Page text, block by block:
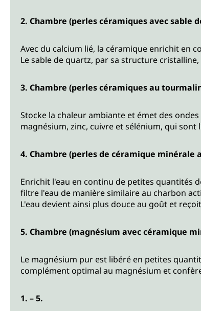
2. Chambre (perles céramiques avec sable
Avec du calcium lié, la céramique enrichit en
Le sable de quartz, par sa structure
3. Chambre (perles céramiques au
Stocke la chaleur ambiante et émet des
magnésium, zinc, cuivre et sélénium, qui sont
4. Chambre (perles de céramique
Enrichit l'eau en continu de petites quantités
filtre l'eau de manière similaire au charbon
L'eau devient ainsi plus douce au goût et
5. Chambre (magnésium avec céramique
Le magnésium pur est libéré en petites
complément optimal au magnésium et
1. – 5.